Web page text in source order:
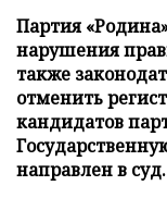
Партия
нарушения
также
отменить
кандидатов
направлен в суд.